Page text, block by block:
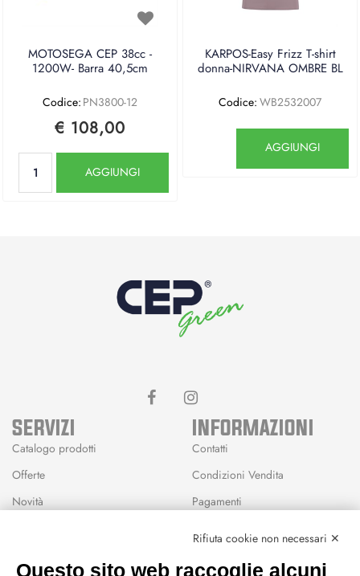
MOTOSEGA CEP 38cc -
1200W- Barra 40,5cm
Codice: PN3800-12
€ 108,00
AGGIUNGI
KARPOS-Easy Frizz T-shirt
donna-NIRVANA OMBRE BL
Codice: WB2532007
AGGIUNGI
SERVIZI
Catalogo prodotti
Offerte
Novità
INFORMAZIONI
Contatti
Condizioni Vendita
Pagamenti
Rifiuta cookie non necessari ✕
Questo sito web raccoglie alcuni